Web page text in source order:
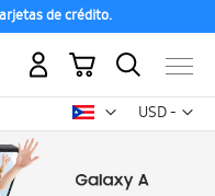
de crédito.
USD -
dólar
Mi carrito